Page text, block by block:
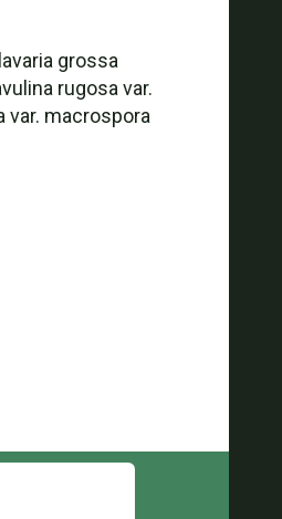
grossa
rugosa var.
var. macrospora